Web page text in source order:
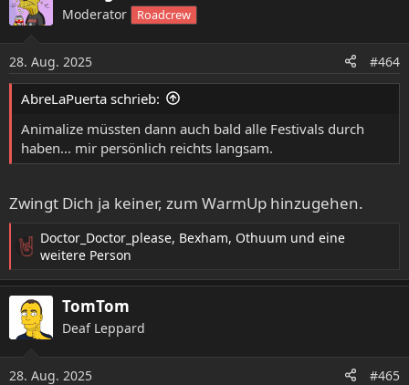
Moderator Roadcrew
28. Aug. 2025 #464
AbreLaPuerta schrieb:
Animalize müssten dann auch bald alle Festivals durch
haben... mir persönlich reichts langsam.
Zwingt Dich ja keiner, zum WarmUp hinzugehen.
R
a
k
t
i
o
n
Doctor_Doctor_please, Bexham, Othuum und eine
weitere Person
TomTom
Deaf Leppard
28. Aug. 2025 #465